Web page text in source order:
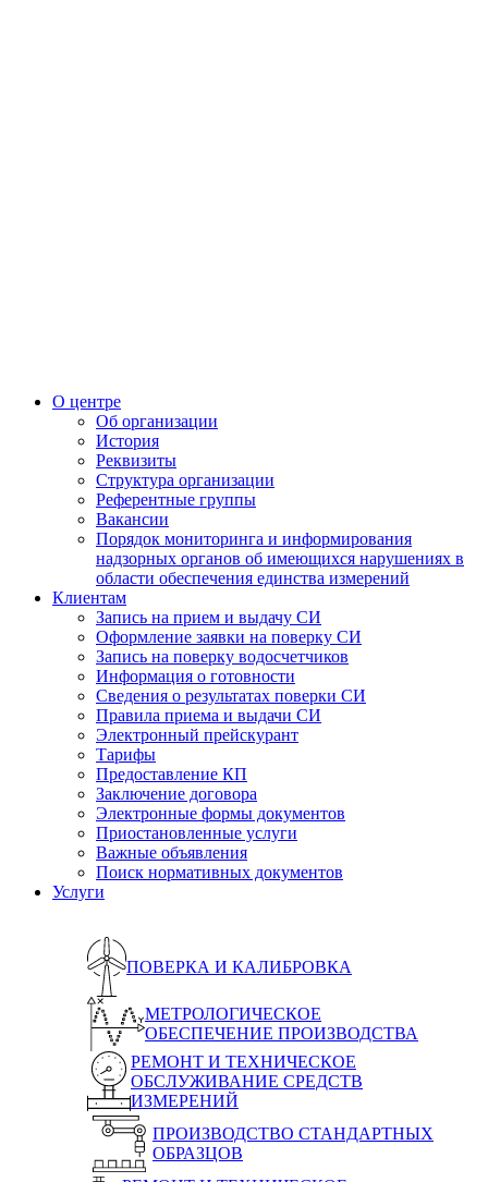
О центре
Об организации
История
Реквизиты
Структура организации
Референтные группы
Вакансии
Порядок мониторинга и информирования
надзорных органов об имеющихся нарушениях в
области обеспечения единства измерений
Клиентам
Запись на прием и выдачу СИ
Оформление заявки на поверку СИ
Запись на поверку водосчетчиков
Информация о готовности
Сведения о результатах поверки СИ
Правила приема и выдачи СИ
Электронный прейскурант
Тарифы
Предоставление КП
Заключение договора
Электронные формы документов
Приостановленные услуги
Важные объявления
Поиск нормативных документов
Услуги
ПОВЕРКА И КАЛИБРОВКА
МЕТРОЛОГИЧЕСКОЕ
ОБЕСПЕЧЕНИЕ ПРОИЗВОДСТВА
РЕМОНТ И ТЕХНИЧЕСКОЕ
ОБСЛУЖИВАНИЕ СРЕДСТВ
ИЗМЕРЕНИЙ
ПРОИЗВОДСТВО СТАНДАРТНЫХ
ОБРАЗЦОВ